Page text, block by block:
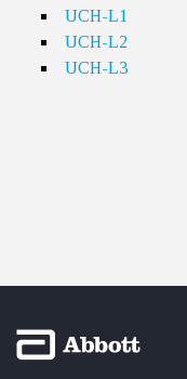
UCH-L1
UCH-L2
UCH-L3